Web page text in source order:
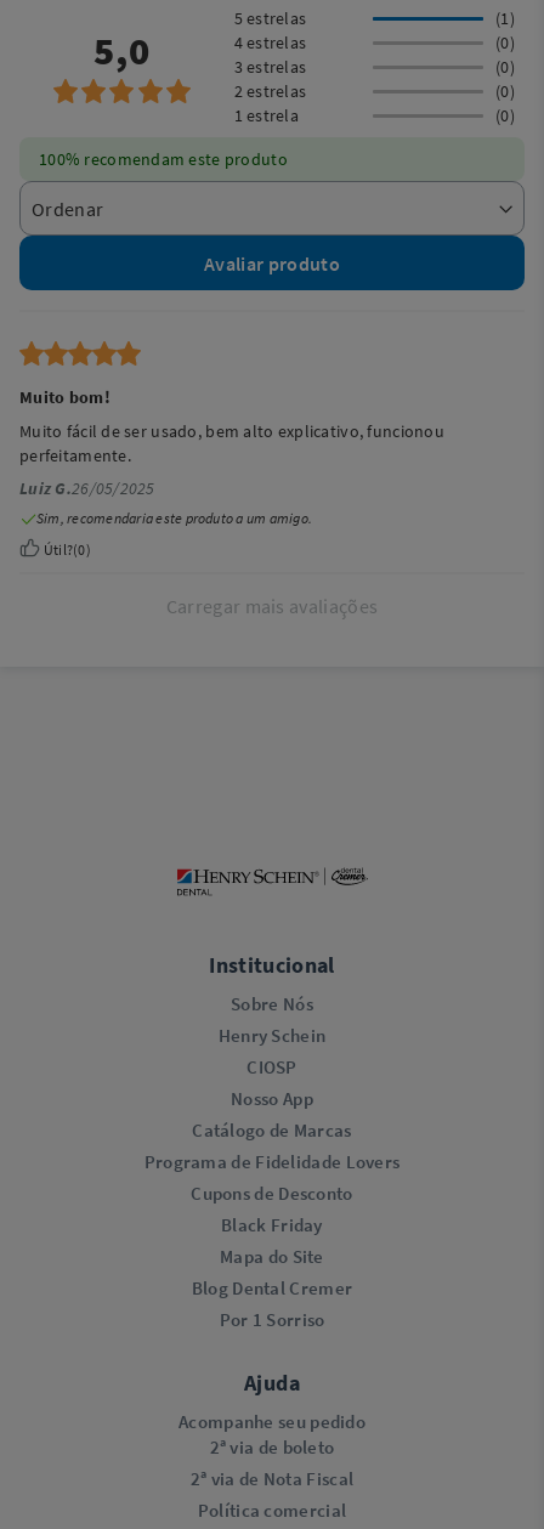
5,0
5 estrelas
(1)
4 estrelas
(0)
3 estrelas
(0)
2 estrelas
(0)
1 estrela
(0)
100% recomendam este produto
Avaliar produto
Muito bom!
Muito fácil de ser usado, bem alto explicativo, funcionou
perfeitamente.
Luiz G.26/05/2025
Sim, recomendaria este produto a um amigo.
Útil?(0)
Carregar mais avaliações
Institucional
Sobre Nós
Henry Schein
CIOSP
Nosso App
Catálogo de Marcas
Programa de Fidelidade Lovers​
Cupons de Desconto
Black Friday
Mapa do Site
Blog Dental Cremer
Por 1 Sorriso
Ajuda
Acompanhe seu pedido
2ª via de boleto
2ª via de Nota Fiscal
Política comercial